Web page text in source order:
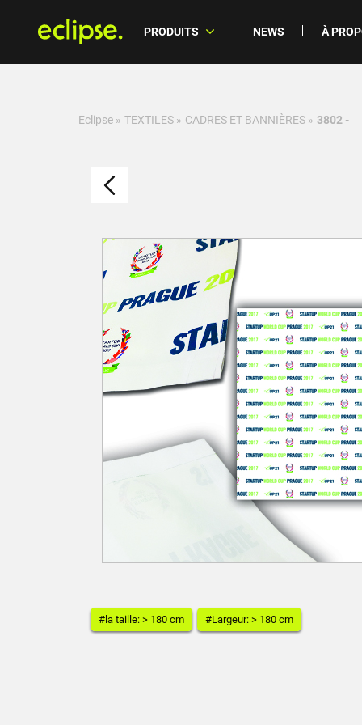
PRODUITS NEWS À
Eclipse » TEXTILES » CADRES ET BANNIÈRES » 3802 -
#la taille: > 180 cm #Largeur: > 180 cm